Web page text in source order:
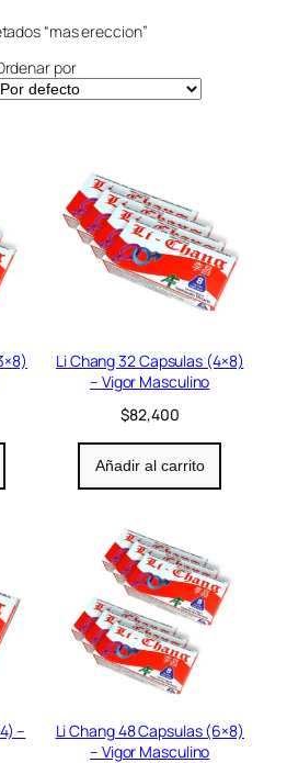
“mas ereccion”
por
Li Chang 32 Capsulas (4×8)
– Vigor Masculino
$82,400
Añadir al carrito
–
Li Chang 48 Capsulas (6×8)
– Vigor Masculino